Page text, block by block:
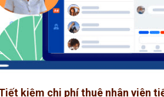
kiệm chi phí thuê nhân viên